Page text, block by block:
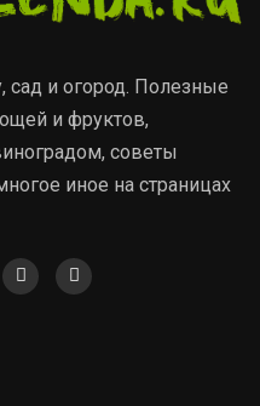
сад и огород. Полезные
и фруктов,
советы
иное на страницах